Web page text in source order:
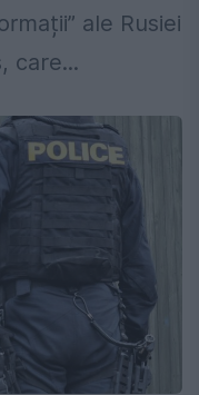
ale Rusiei
care...